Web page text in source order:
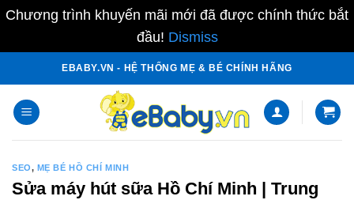
Chương trình khuyến mãi mới đã được chính thức bắt
đầu! Dismiss
content
EBABY.VN - HỆ THỐNG MẸ & BÉ CHÍNH HÃNG
SEO, MẸ BÉ HỒ CHÍ MINH
Sửa máy hút sữa Hồ Chí Minh | Trung